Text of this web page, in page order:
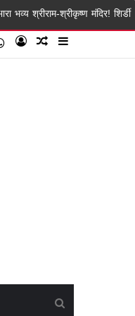
मंदिर! शिर्डी ग्रामस्थांचे साई
Sidebar
Random
Log
WhatsApp
Search